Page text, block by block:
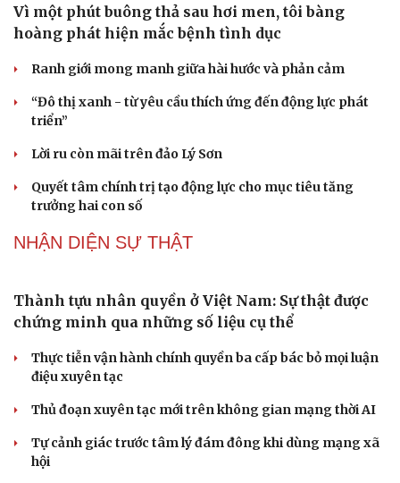
Cải chính
Cao Bằng
Sau 1 tháng sáp nhập tổ dân phố: Công nghệ không thể
thay cán bộ đi gặp dân
Thủ tướng phê chuẩn ông Lương Tuấn Hùng giữ chức
Phó Chủ tịch tỉnh Cao Bằng
Quảng Trị điều động, bổ nhiệm lãnh đạo các ban quản lý
QUỐC HỘI
Đề xuất đầu tư công đường Vành đai 5 Hà Nội, tổng mức
đầu tư hơn 288.000 tỷ đồng
Đề xuất tích hợp hồ sơ kỹ năng vào VNeID, đón đầu lao
động chất lượng cao
Phải khắc phục triệt để tình trạng xuất bản phẩm xúc
phạm, bịa đặt về lãnh tụ
ĐBQH đề nghị bịt "lỗ hổng" quản lý lao động bị trục xuất